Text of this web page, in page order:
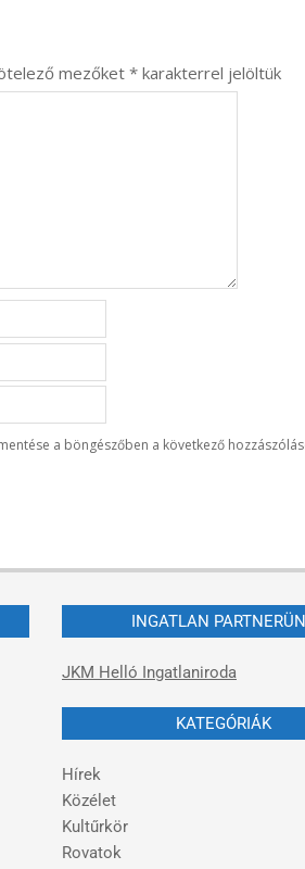
mezőket *karakterrel jelöltük
a böngészőben a következő
INGATLAN
JKM Helló Ingatlaniroda
KATEGÓRIÁK
Hírek
Közélet
Kultűrkör
Rovatok